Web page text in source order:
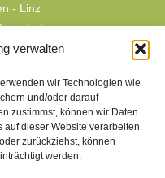
verwalten
wir Technologien wie
und/oder darauf
zustimmst, können wir Daten
dieser Website verarbeiten.
zurückziehst, können
werden.
- Linz